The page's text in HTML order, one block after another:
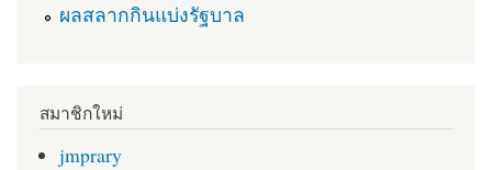
ผลสลากกินแบ่งรัฐบาล
สมาชิกใหม่
jmprary